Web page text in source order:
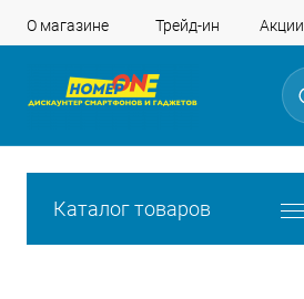
О магазине Трейд-ин Акции
Каталог товаров